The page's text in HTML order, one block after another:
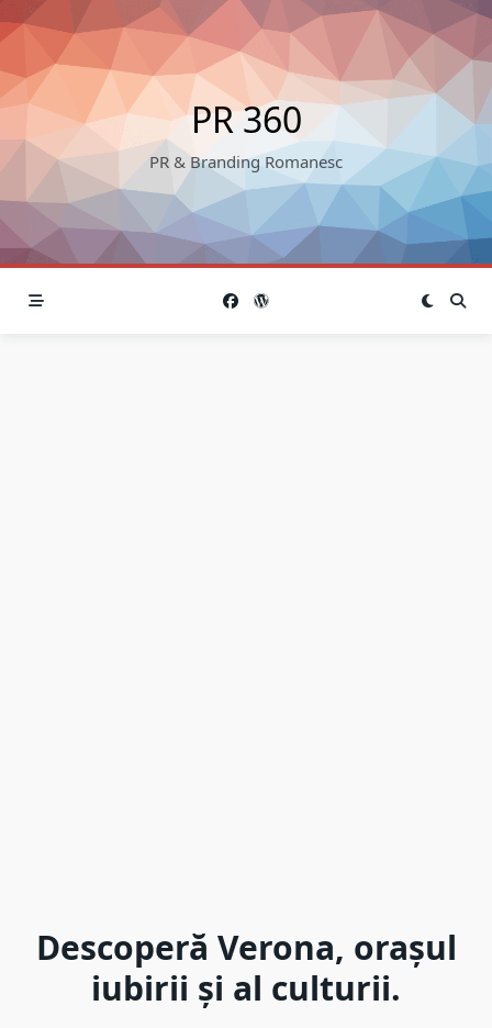
Skip
to
content
PR 360
PR & Branding Romanesc
Descoperă Verona, orașul
iubirii și al culturii.